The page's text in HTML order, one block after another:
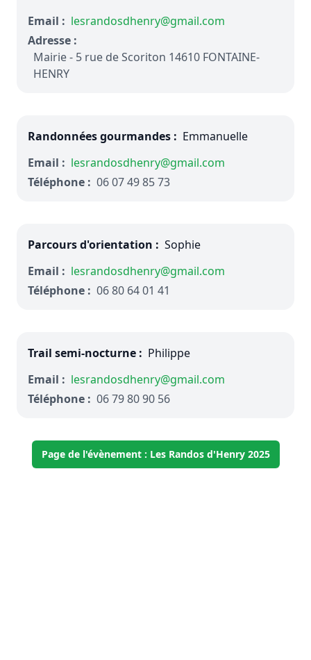
Email : lesrandosdhenry@gmail.com
Adresse :
Mairie - 5 rue de Scoriton 14610 FONTAINE-
HENRY
Randonnées gourmandes : Emmanuelle
Email : lesrandosdhenry@gmail.com
Téléphone : 06 07 49 85 73
Parcours d'orientation : Sophie
Email : lesrandosdhenry@gmail.com
Téléphone : 06 80 64 01 41
Trail semi-nocturne : Philippe
Email : lesrandosdhenry@gmail.com
Téléphone : 06 79 80 90 56
Page de l'évènement : Les Randos d'Henry 2025